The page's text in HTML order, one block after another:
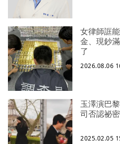
女律師誆
金、現鈔
了
2026.08.06
玉澤演巴
司否認祕
2025.02.05